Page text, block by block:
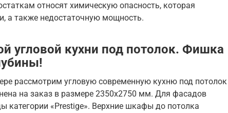
относят химическую опасность, которая
а также недостаточную мощность.
угловой кухни под потолок. Фишка
рассмотрим угловую современную кухню под потолок
на заказ в размере 2350х2750 мм. Для фасадов
категории «Prestige». Верхние шкафы до потолка